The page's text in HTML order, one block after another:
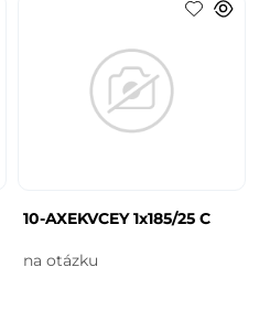
10-AXEKVCEY 1x185/25 C
na otázku